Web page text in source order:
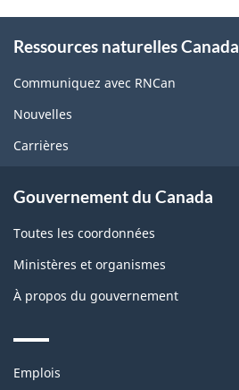
this
site
Ressources naturelles Canada
Communiquez avec RNCan
Nouvelles
Carrières
Gouvernement du Canada
Toutes les coordonnées
Ministères et organismes
À propos du gouvernement
Themes
Emplois